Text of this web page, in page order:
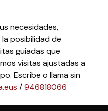
necesidades,
posibilidad de
guiadas que
visitas ajustadas a
Escribe o llama sin
/946818066